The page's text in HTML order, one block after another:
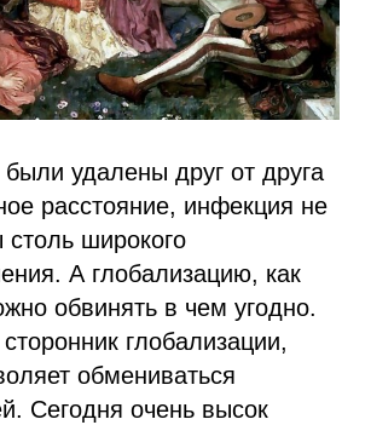
удалены друг от друга
расстояние, инфекция не
широкого
А глобализацию, как
обвинять в чем угодно.
глобализации,
обмениваться
Сегодня очень высок